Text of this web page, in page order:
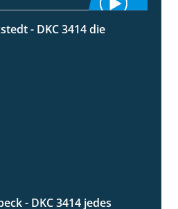
1:06
- DKC 3414 die
- DKC 3414 jedes